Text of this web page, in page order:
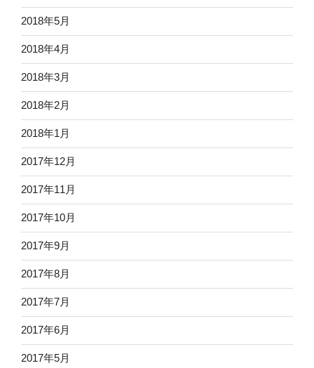
2018年5月
2018年4月
2018年3月
2018年2月
2018年1月
2017年12月
2017年11月
2017年10月
2017年9月
2017年8月
2017年7月
2017年6月
2017年5月